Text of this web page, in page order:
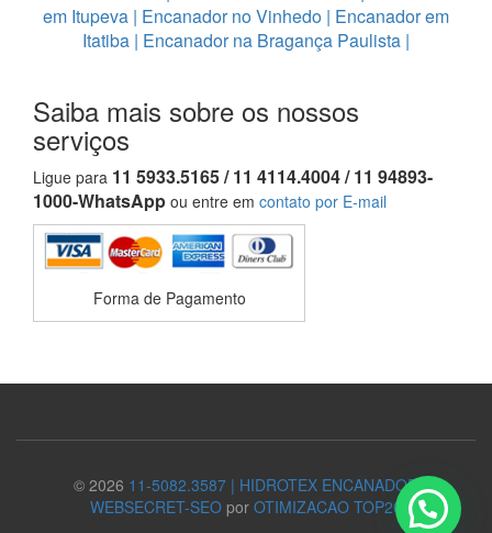
em Itupeva | Encanador no Vinhedo | Encanador em
Itatiba | Encanador na Bragança Paulista |
Saiba mais sobre os nossos
serviços
Ligue para 11 5933.5165 / 11 4114.4004 / 11 94893-
1000-WhatsApp ou entre em contato por E-mail
Forma de Pagamento
© 2026 11-5082.3587 | HIDROTEX ENCANADOR
WEBSECRET-SEO por OTIMIZACAO TOP20